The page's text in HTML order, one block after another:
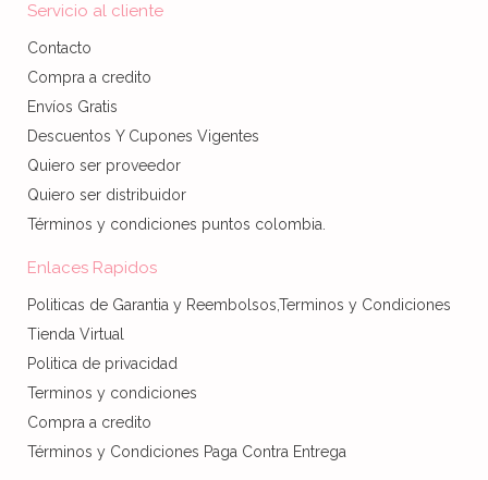
Servicio al cliente
Contacto
Compra a credito
Envíos Gratis
Descuentos Y Cupones Vigentes
Quiero ser proveedor
Quiero ser distribuidor
Términos y condiciones puntos colombia.
Enlaces Rapidos
Politicas de Garantia y Reembolsos,Terminos y Condiciones
Tienda Virtual
Politica de privacidad
Terminos y condiciones
Compra a credito
Términos y Condiciones Paga Contra Entrega